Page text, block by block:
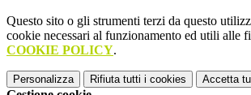
Questo sito o gli strumenti terzi da questo
cookie necessari al funzionamento ed utili alle
COOKIE POLICY.
Personalizza Rifiuta tutti i cookies Accetta